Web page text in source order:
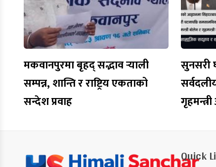
मकवानपुरमा बृहद् सद्भाव र्‍याली
सम्पन्न, शान्ति र राष्ट्रिय एकताको
सन्देश प्रवाह
सुनसरी
Quick